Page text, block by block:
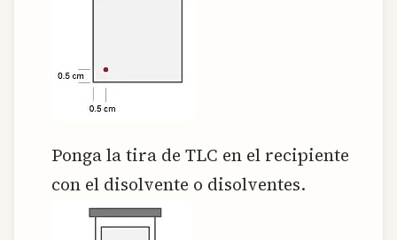
Ponga la tira de TLC en el recipiente
con el disolvente o disolventes.